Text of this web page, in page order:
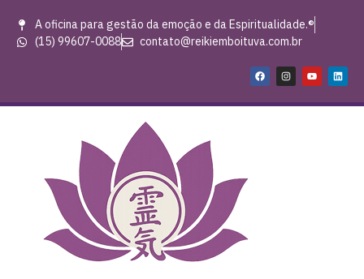
A oficina para gestão da emoção e da Espiritualidade.®
(15) 99607-0088
contato@reikiemboituva.com.br